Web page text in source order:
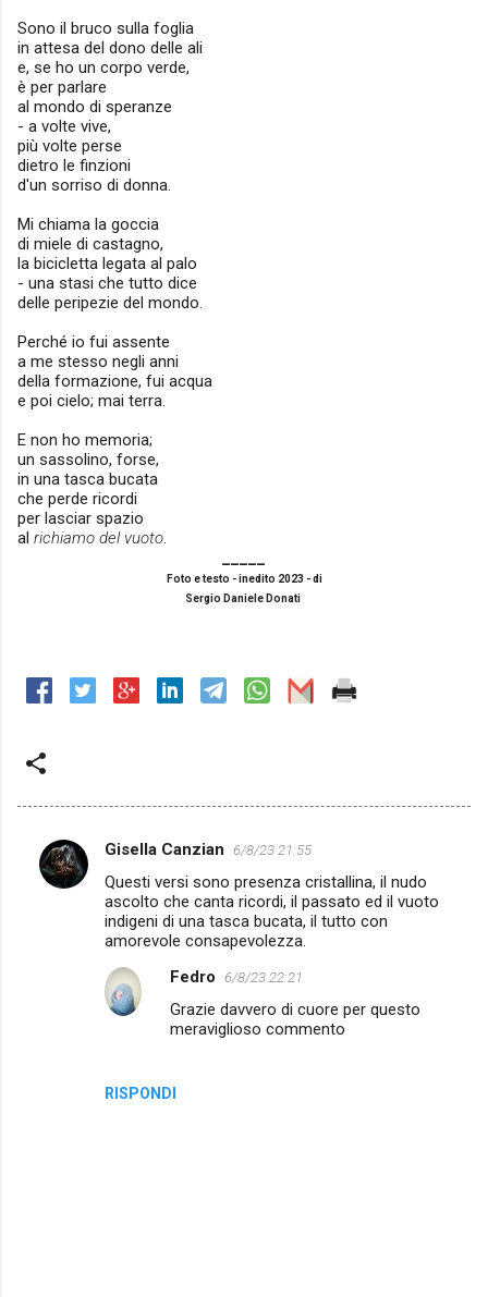
Sono il bruco sulla foglia
in attesa del dono delle ali
e, se ho un corpo verde,
è per parlare
al mondo di speranze
- a volte vive,
più volte perse
dietro le finzioni
d'un sorriso di donna.
Mi chiama la goccia
di miele di castagno,
la bicicletta legata al palo
- una stasi che tutto dice
delle peripezie del mondo.
Perché io fui assente
a me stesso negli anni
della formazione, fui acqua
e poi cielo; mai terra.
E non ho memoria;
un sassolino, forse,
in una tasca bucata
che perde ricordi
per lasciar spazio
al richiamo del vuoto.
Foto e testo - inedito 2023 - di
Sergio Daniele Donati
C
o
Gisella Canzian 6/8/23 21:55
Questi versi sono presenza cristallina, il nudo
ascolto che canta ricordi, il passato ed il vuoto
indigeni di una tasca bucata, il tutto con
amorevole consapevolezza.
RISPONDI
Fedro 6/8/23 22:21
Grazie davvero di cuore per questo
meraviglioso commento